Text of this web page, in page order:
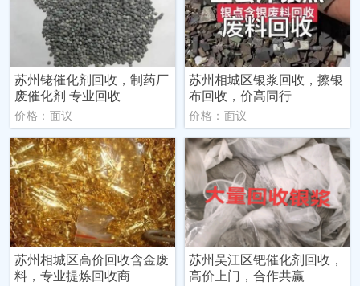
苏州铑催化剂回收，制药厂
废催化剂 专业回收
价格：面议
苏州相城区银浆回收，擦银
布回收，价高同行
价格：面议
苏州相城区高价回收含金废
料，专业提炼回收商
苏州吴江区钯催化剂回收，
高价上门，合作共赢